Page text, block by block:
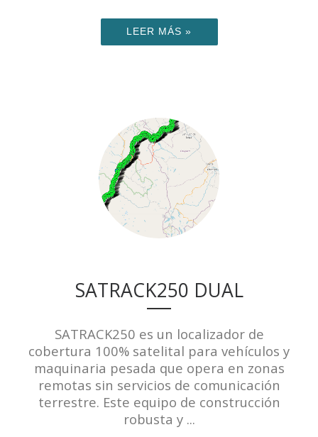
LEER MÁS »
SATRACK250 DUAL
SATRACK250 es un localizador de
cobertura 100% satelital para vehículos y
maquinaria pesada que opera en zonas
remotas sin servicios de comunicación
terrestre. Este equipo de construcción
robusta y ...